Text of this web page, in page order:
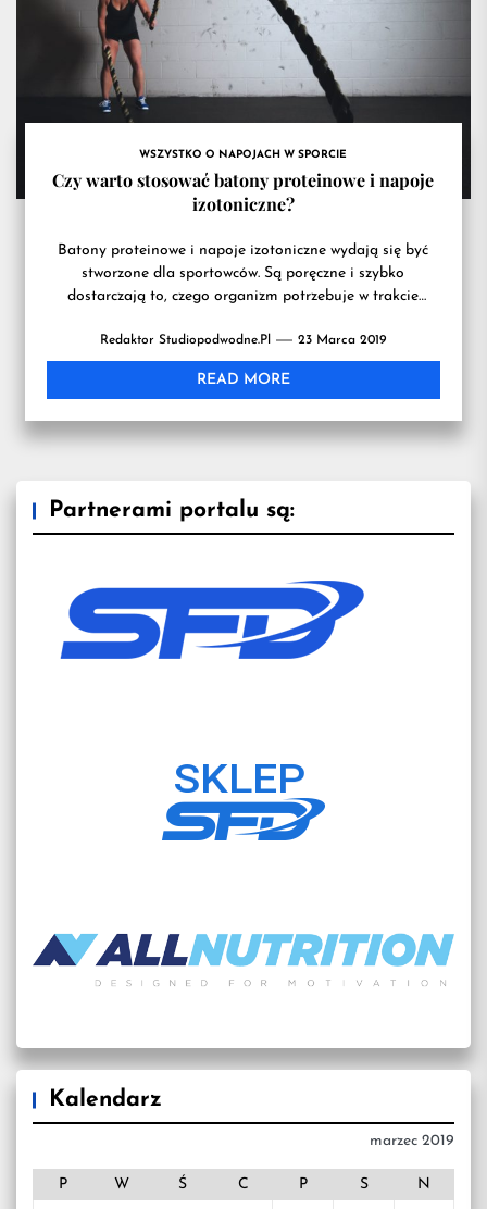
na
treningu
WSZYSTKO O NAPOJACH W SPORCIE
Czy warto stosować batony proteinowe i napoje
izotoniczne?
Batony proteinowe i napoje izotoniczne wydają się być
stworzone dla sportowców. Są poręczne i szybko
dostarczają to, czego organizm potrzebuje w trakcie
Redaktor Studiopodwodne.pl 23 Marca 2019
READ MORE
Partnerami portalu są:
Kalendarz
marzec 2019
P W Ś C P S N